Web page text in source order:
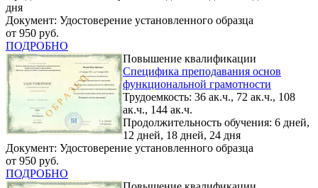
дня
Документ: Удостоверение установленного образца
от 950 руб.
ПОДРОБНО
Повышение квалификации
Специфика преподавания основ
функциональной грамотности
Трудоемкость: 36 ак.ч., 72 ак.ч., 108
ак.ч., 144 ак.ч.
Продолжительность обучения: 6 дней,
12 дней, 18 дней, 24 дня
Документ: Удостоверение установленного образца
от 950 руб.
ПОДРОБНО